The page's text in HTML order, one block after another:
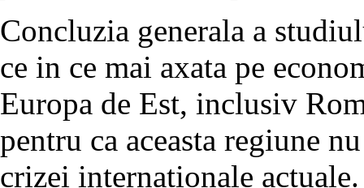
Concluzia generala a
ce in ce mai axata pe
Europa de Est, inclusiv
pentru ca aceasta regiune
crizei internationale actuale.